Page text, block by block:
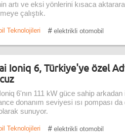
artı ve eksi yönlerini kısaca
çalıştık.
Teknolojileri # elektrikli otomobil
Ioniq 6, Türkiye'ye özel
6'nın 111 kW güce sahip
donanım seviyesi ısı pompası
sunuyor.
Teknolojileri # elektrikli otomobil